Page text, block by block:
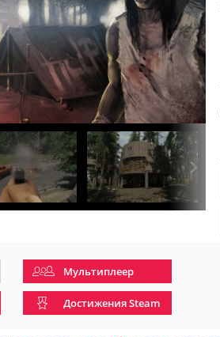
Мультиплеер
Достижения Steam